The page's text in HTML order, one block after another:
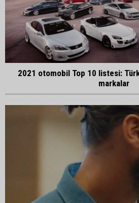
2021 otomobil Top 10 listesi:
markalar